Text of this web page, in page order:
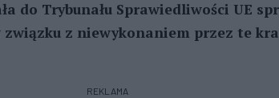
do Trybunału Sprawiedliwości UE
związku z niewykonaniem przez te
REKLAMA